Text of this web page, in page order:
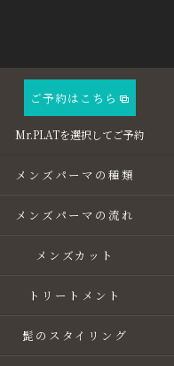
ご予約はこちら
メンズパーマの種類
メンズパーマの流れ
メンズカット
トリートメント
髭のスタイリング